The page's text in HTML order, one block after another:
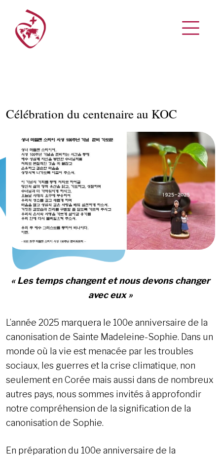
Célébration du centenaire au KOC
« Les temps changent et nous devons changer
avec eux »
L’année 2025 marquera le 100e anniversaire de la
canonisation de Sainte Madeleine-Sophie. Dans un
monde où la vie est menacée par les troubles
sociaux, les guerres et la crise climatique, non
seulement en Corée mais aussi dans de nombreux
autres pays, nous sommes invités à approfondir
notre compréhension de la signification de la
canonisation de Sophie.
En préparation du 100e anniversaire de la